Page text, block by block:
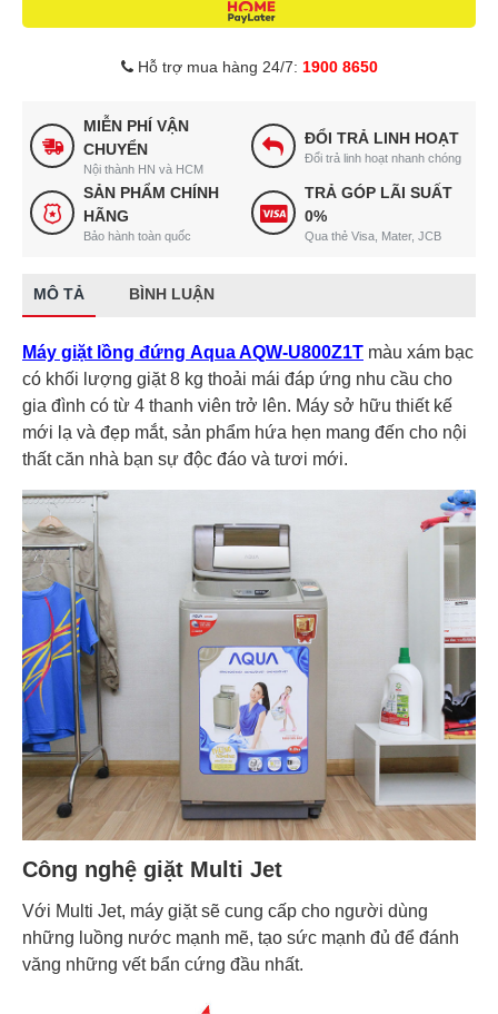
Hỗ trợ mua hàng 24/7: 1900 8650
MIỄN PHÍ VẬN
CHUYỂN
Nội thành HN và HCM
ĐỔI TRẢ LINH HOẠT
Đổi trả linh hoạt nhanh chóng
SẢN PHẨM CHÍNH
HÃNG
Bảo hành toàn quốc
TRẢ GÓP LÃI SUẤT
0%
Qua thẻ Visa, Mater, JCB
MÔ TẢ BÌNH LUẬN
Máy giặt lồng đứng Aqua AQW-U800Z1T màu xám bạc
có khối lượng giặt 8 kg thoải mái đáp ứng nhu cầu cho
gia đình có từ 4 thanh viên trở lên. Máy sở hữu thiết kế
mới lạ và đẹp mắt, sản phẩm hứa hẹn mang đến cho nội
thất căn nhà bạn sự độc đáo và tươi mới.
Công nghệ giặt Multi Jet
Với Multi Jet, máy giặt sẽ cung cấp cho người dùng
những luồng nước mạnh mẽ, tạo sức mạnh đủ để đánh
văng những vết bẩn cứng đầu nhất.